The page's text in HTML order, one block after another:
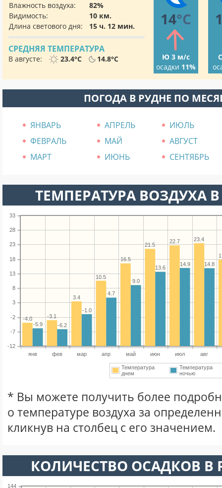
Влажность воздуха:
82%
Видимость:
10 км.
Длина светового дня:
15 ч. 12 мин.
СРЕДНЯЯ ТЕМПЕРАТУРА
В августе: 23.4°C 14.8°C
14°C
Ю 3 м/с
осадки 11%
ПОГОДА В РУДНЕ ПО
ЯНВАРЬ АПРЕЛЬ
ИЮЛЬ
ФЕВРАЛЬ
МАЙ
АВГУСТ
МАРТ
ИЮНЬ СЕНТЯБРЬ
ТЕМПЕРАТУРА ВОЗДУХА В
янв фев мар апр май июн июл авг
-12
-7
-2
3
8
13
18
23
28
33
23.4
22.7
21.5
16.5
10.5
3.4
-3.1
-4.0
14.8
14.9
13.6
9.0
4.7
-1.0
-6.2
-5.9
Температура
днем
Температура
ночью
* Вы можете получить более
о температуре воздуха за
кликнув на столбец с его значением.
КОЛИЧЕСТВО ОСАДКОВ В
144